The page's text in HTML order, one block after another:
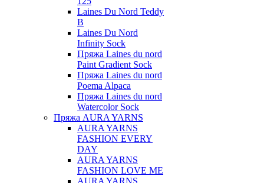
Laines Du Nord Teddy
B
Laines Du Nord
Infinity Sock
Пряжа Laines du nord
Paint Gradient Sock
Пряжа Laines du nord
Poema Alpaca
Пряжа Laines du nord
Watercolor Sock
Пряжа AURA YARNS
AURA YARNS
FASHION EVERY
DAY
AURA YARNS
FASHION LOVE ME
AURA YARNS